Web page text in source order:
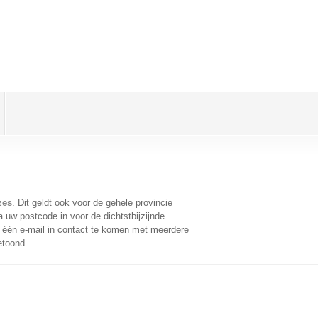
. Dit geldt ook voor de gehele provincie
uw postcode in voor de dichtstbijzijnde
e-mail in contact te komen met meerdere